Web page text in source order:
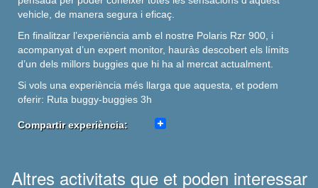
vehicle, de manera segura i eficaç.
En finalitzar l’experiència amb el nostre Polaris Rzr 900, i
acompanyat d’un expert monitor, hauràs descobert els límits
d’un dels millors buggies que hi ha al mercat actualment.
Si vols una experiència més llarga que aquesta, et podem
oferir: Ruta buggy-buggies 3h
Compartir experiència:
Altres activitats que et poden interessar